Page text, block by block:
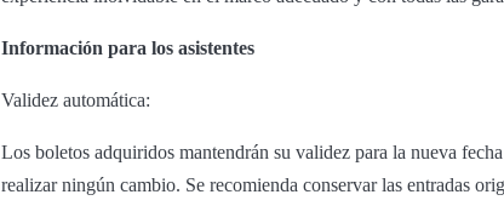
Información para los asistentes
Validez automática:
Los boletos adquiridos mantendrán su validez para la nueva
realizar ningún cambio. Se recomienda conservar las entradas